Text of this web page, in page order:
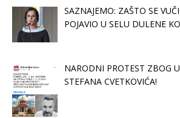
SAZNAJEMO: ZAŠTO SE
POJAVIO U SELU DULENE
NARODNI PROTEST ZBOG
STEFANA CVETKOVIĆA!